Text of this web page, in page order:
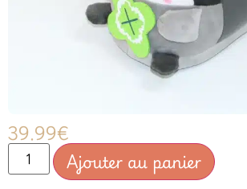
39.99€
Ajouter au panier